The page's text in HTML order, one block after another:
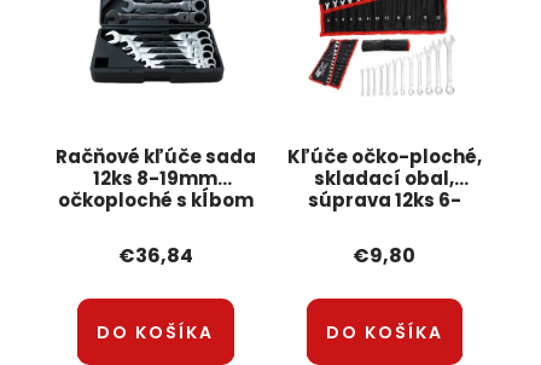
Račňové kľúče sada
12ks 8-19mm
očkoploché s kĺbom
KRAFT&amp;DELE
€36,84
DO KOŠÍKA
Kľúče očko-ploché,
skladací obal,
súprava 12ks 6-
KRAFT&DELE
€9,80
DO KOŠÍKA